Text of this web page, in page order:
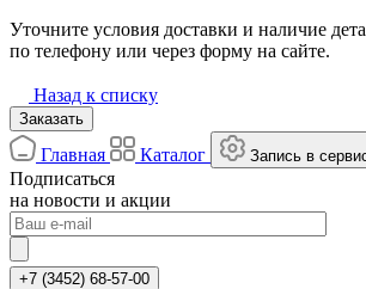
Уточните условия доставки и наличие
по телефону или через форму на сайте.
Назад к списку
Заказать
Главная Каталог Запись в
Подписаться
на новости и акции
+7 (3452) 68-57-00